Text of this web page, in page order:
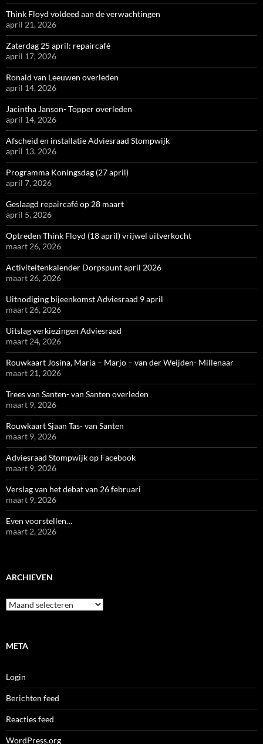
Think Floyd voldeed aan de verwachtingen
april 21, 2026
Zaterdag 25 april: repaircafé
april 17, 2026
Ronald van Leeuwen overleden
april 14, 2026
Jacintha Janson- Topper overleden
april 14, 2026
Afscheid en installatie Adviesraad Stompwijk
april 13, 2026
Programma Koningsdag (27 april)
april 7, 2026
Geslaagd repaircafé op 28 maart
april 5, 2026
Optreden Think Floyd (18 april) vrijwel uitverkocht
maart 26, 2026
Activiteitenkalender Dorpspunt april 2026
maart 26, 2026
Uitnodiging bijeenkomst Adviesraad 9 april
maart 26, 2026
Uitslag verkiezingen Adviesraad
maart 24, 2026
Rouwkaart Josina, Maria – Marjo – van der Weijden- Millenaar
maart 21, 2026
Trees van Santen- van Santen overleden
maart 9, 2026
Rouwkaart Sjaan Tas- van Santen
maart 9, 2026
Adviesraad Stompwijk op Facebook
maart 9, 2026
Verslag van het debat van 26 februari
maart 9, 2026
Even voorstellen…
maart 2, 2026
ARCHIEVEN
Archieven
META
Login
Berichten feed
Reacties feed
WordPress.org